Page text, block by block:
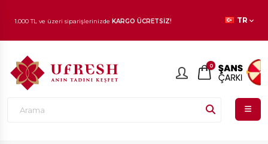
1.000 TL ve üzeri siparişlerinizde KARGO ÜCRETSİZ! TR
0